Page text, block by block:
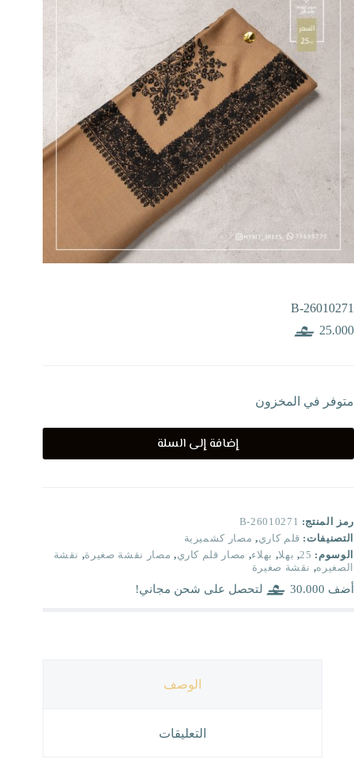
B-26010271
25.000
متوفر في المخزون
إضافة إلى السلة
رمز المنتج: B-26010271
التصنيفات: قلم كاري, مصار كشميرية
الوسوم: 25
, بهلا, بهلاء, مصار قلم كاري, مصار نقشة صغيرة, نقشة
الصغيره, نقشة صغيرة
أضف 30.000 لتحصل على شحن مجاني!
الوصف
التعليقات